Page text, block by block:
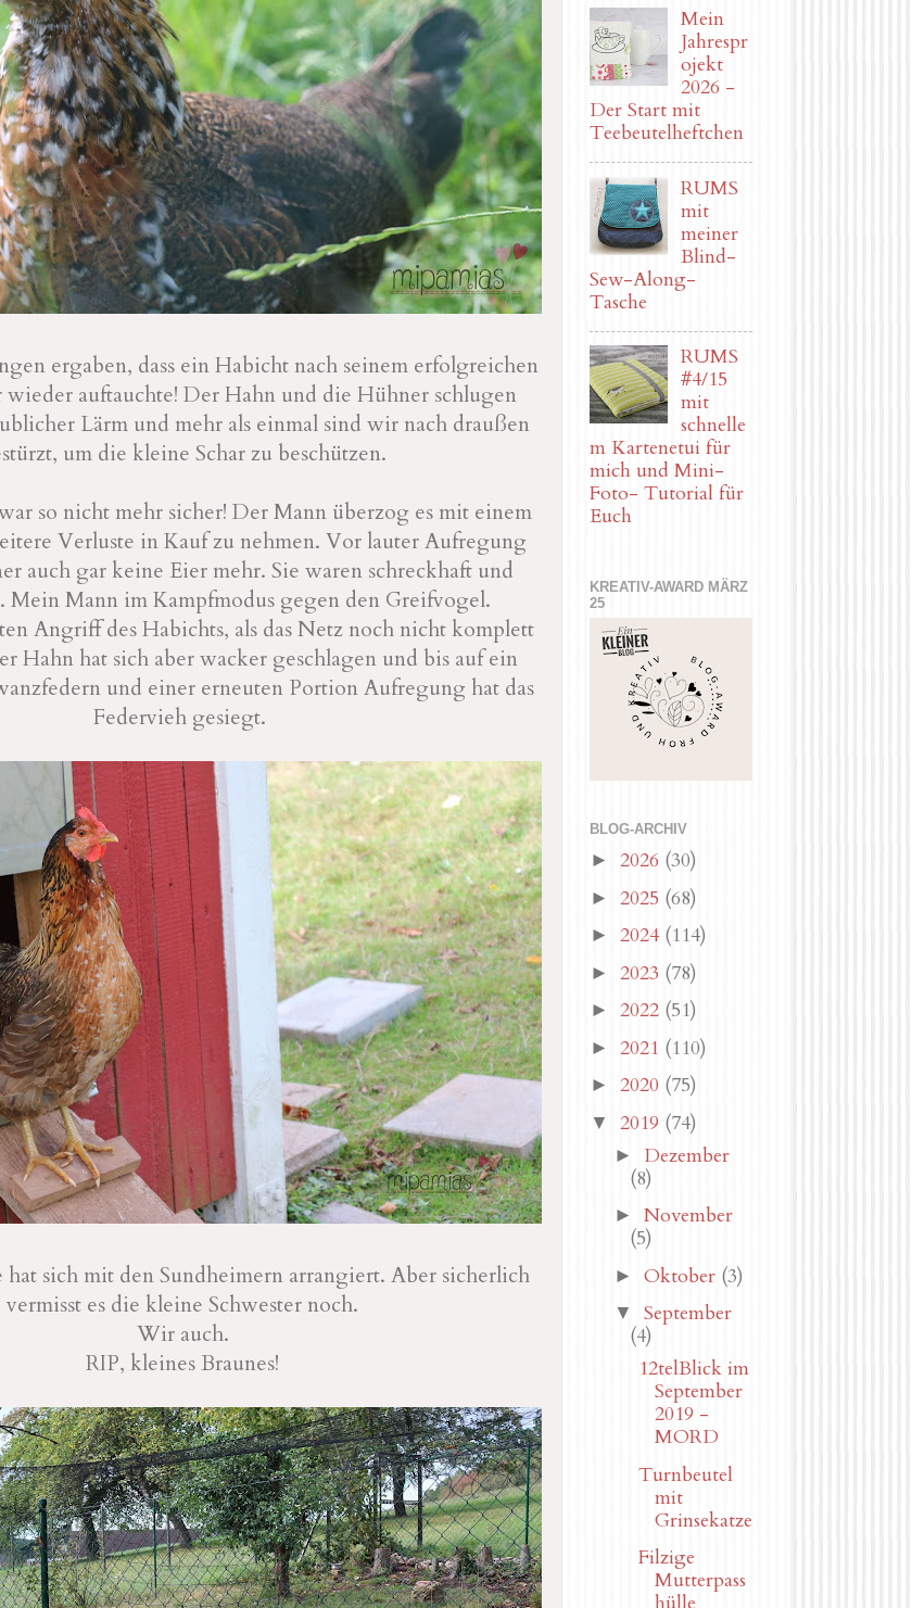
ergaben, dass ein Habicht nach seinem erfolgreichen
auftauchte! Der Hahn und die Hühner schlugen
Lärm und mehr als einmal sind wir nach draußen
um die kleine Schar zu beschützen.
so nicht mehr sicher! Der Mann überzog es mit einem
Verluste in Kauf zu nehmen. Vor lauter Aufregung
auch gar keine Eier mehr. Sie waren schreckhaft und
Mein Mann im Kampfmodus gegen den Greifvogel.
Angriff des Habichts, als das Netz noch nicht komplett
Hahn hat sich aber wacker geschlagen und bis auf ein
und einer erneuten Portion Aufregung hat das
Federvieh gesiegt.
hat sich mit den Sundheimern arrangiert. Aber sicherlich
vermisst es die kleine Schwester noch.
Wir auch.
RIP, kleines Braunes!
Mein
Jahrespr
ojekt
2026 -
Der Start mit
Teebeutelheftchen
RUMS
mit
meiner
Blind-
Sew-Along-
Tasche
RUMS
#4/15
mit
schnelle
m Kartenetui für
mich und Mini-
Foto- Tutorial für
Euch
KREATIV-AWARD MÄRZ
25
BLOG-ARCHIV
► 2026 (30)
► 2025 (68)
► 2024 (114)
► 2023 (78)
► 2022 (51)
► 2021 (110)
► 2020 (75)
▼ 2019 (74)
► Dezember
(8)
► November
(5)
► Oktober (3)
▼ September
(4)
12telBlick im
September
2019 -
MORD
Turnbeutel
mit
Grinsekatze
Filzige
Mutterpass